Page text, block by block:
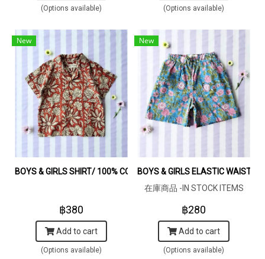
ィストによる手染め、タイ人
(Options available)
ィストによる手染め、タイ人
(Options available)
New
BOYS & GIRLS SHIRT/ 100% COTTON, HAND- CARVED
฿380
Add to cart
(Options available)
New
BOYS & GIRLS ELASTIC
在庫商品 -IN STOCK ITEMS
฿280
Add to cart
(Options available)